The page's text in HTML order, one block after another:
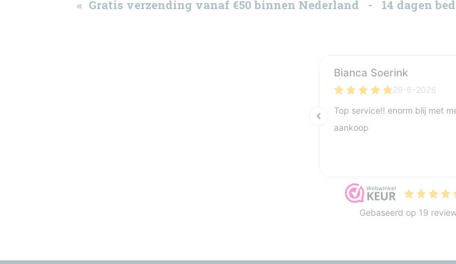
« Gratis verzending vanaf €50 binnen Nederland - 14 dagen